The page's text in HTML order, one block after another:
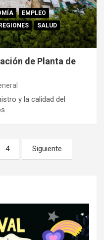
EMPLEO
REGIONES
SALUD
de Planta de
y la calidad del
4 Siguiente